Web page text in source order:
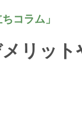
コラム」
リッ